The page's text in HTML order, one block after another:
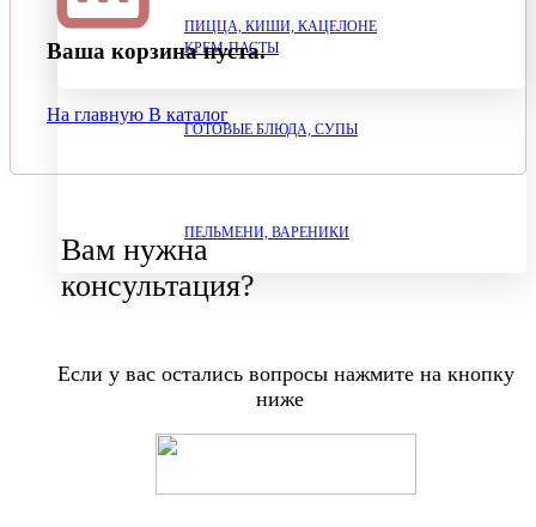
КРЕМ-ПАСТЫ
ПИЦЦА, КИШИ, КАЦЕЛОНЕ
ГОТОВЫЕ БЛЮДА, СУПЫ
ПЕЛЬМЕНИ, ВАРЕНИКИ
Ваша корзина пуста.
На главную В каталог
Вам нужна
консультация?
Если у вас остались вопросы нажмите на кнопку
ниже